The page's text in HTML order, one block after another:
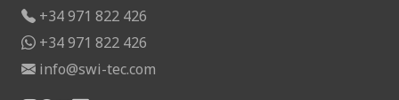
+34 971 822 426
+34 971 822 426
info@swi-tec.com